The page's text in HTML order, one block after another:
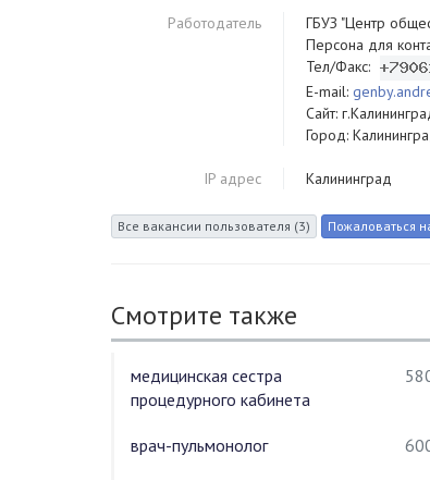
Работодатель
ГБУЗ "Центр
Персона для
Тел/Факс:
E-mail:
Сайт:
Город:
IP адрес Калининград
Смотрите также
медицинская сестра
процедурного кабинета
врач-пульмонолог